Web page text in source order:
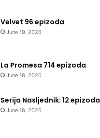
Velvet 96 epizoda
June 19, 2026
La Promesa 714 epizoda
June 18, 2026
Serija Nasljednik: 12 epizoda
June 18, 2026